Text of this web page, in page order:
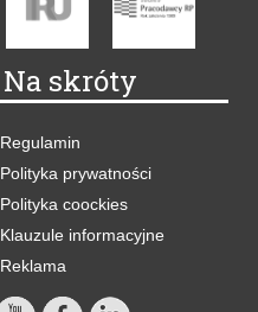
Na skróty
Regulamin
Polityka prywatności
Polityka coockies
Klauzule informacyjne
Reklama